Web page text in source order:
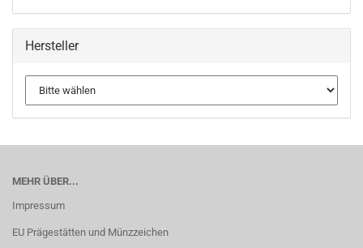
Hersteller
MEHR ÜBER...
Impressum
EU Prägestätten und Münzzeichen